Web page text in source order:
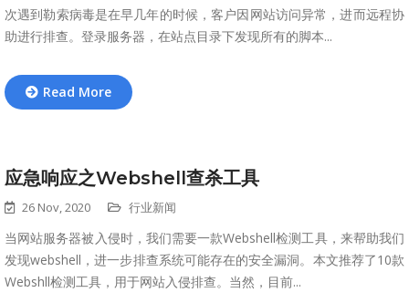
次遇到勒索病毒是在早几年的时候，客户因网站访问异常，进而远程协
助进行排查。登录服务器，在站点目录下发现所有的脚本...
Read More
应急响应之Webshell查杀工具
26 Nov, 2020 行业新闻
当网站服务器被入侵时，我们需要一款Webshell检测工具，来帮助我们
发现webshell，进一步排查系统可能存在的安全漏洞。本文推荐了10款
Webshll检测工具，用于网站入侵排查。当然，目前...